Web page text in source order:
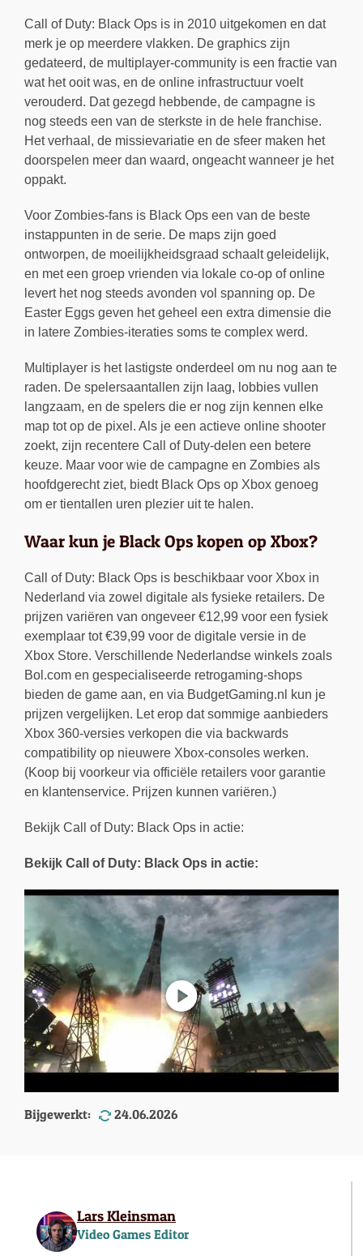
Call of Duty: Black Ops is in 2010 uitgekomen en dat
merk je op meerdere vlakken. De graphics zijn
gedateerd, de multiplayer-community is een fractie van
wat het ooit was, en de online infrastructuur voelt
verouderd. Dat gezegd hebbende, de campagne is
nog steeds een van de sterkste in de hele franchise.
Het verhaal, de missievariatie en de sfeer maken het
doorspelen meer dan waard, ongeacht wanneer je het
oppakt.
Voor Zombies-fans is Black Ops een van de beste
instappunten in de serie. De maps zijn goed
ontworpen, de moeilijkheidsgraad schaalt geleidelijk,
en met een groep vrienden via lokale co-op of online
levert het nog steeds avonden vol spanning op. De
Easter Eggs geven het geheel een extra dimensie die
in latere Zombies-iteraties soms te complex werd.
Multiplayer is het lastigste onderdeel om nu nog aan te
raden. De spelersaantallen zijn laag, lobbies vullen
langzaam, en de spelers die er nog zijn kennen elke
map tot op de pixel. Als je een actieve online shooter
zoekt, zijn recentere Call of Duty-delen een betere
keuze. Maar voor wie de campagne en Zombies als
hoofdgerecht ziet, biedt Black Ops op Xbox genoeg
om er tientallen uren plezier uit te halen.
Waar kun je Black Ops kopen op Xbox?
Call of Duty: Black Ops is beschikbaar voor Xbox in
Nederland via zowel digitale als fysieke retailers. De
prijzen variëren van ongeveer €12,99 voor een fysiek
exemplaar tot €39,99 voor de digitale versie in de
Xbox Store. Verschillende Nederlandse winkels zoals
Bol.com en gespecialiseerde retrogaming-shops
bieden de game aan, en via BudgetGaming.nl kun je
prijzen vergelijken. Let erop dat sommige aanbieders
Xbox 360-versies verkopen die via backwards
compatibility op nieuwere Xbox-consoles werken.
(Koop bij voorkeur via officiële retailers voor garantie
en klantenservice. Prijzen kunnen variëren.)
Bekijk Call of Duty: Black Ops in actie:
Bekijk Call of Duty: Black Ops in actie:
Bijgewerkt: 24.06.2026
Lars Kleinsman
Video Games Editor